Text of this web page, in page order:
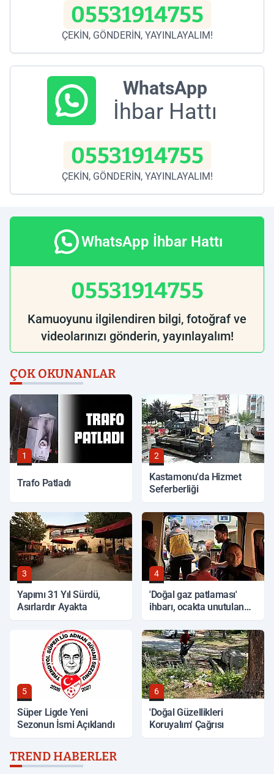
05531914755
ÇEKİN, GÖNDERİN, YAYINLAYALIM!
WhatsApp
İhbar Hattı
05531914755
ÇEKİN, GÖNDERİN, YAYINLAYALIM!
WhatsApp İhbar Hattı
05531914755
Kamuoyunu ilgilendiren bilgi, fotoğraf ve
videolarınızı gönderin, yayınlayalım!
ÇOK OKUNANLAR
1
Trafo Patladı
2
Kastamonu'da Hizmet
Seferberliği
3
Yapımı 31 Yıl Sürdü,
Asırlardır Ayakta
4
'Doğal gaz patlaması'
ihbarı, ocakta unutulan
5
Süper Ligde Yeni
Sezonun İsmi Açıklandı
6
'Doğal Güzellikleri
Koruyalım' Çağrısı
TREND HABERLER